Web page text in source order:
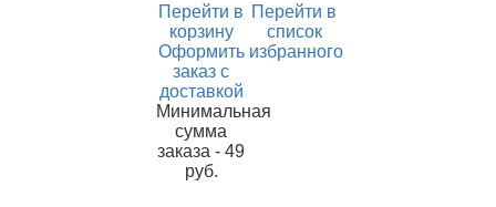
Перейти в
корзину
Оформить
заказ с
доставкой
Минимальная
сумма
заказа - 49
руб.
Перейти в
список
избранного